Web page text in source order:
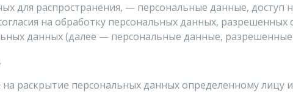
для распространения, — персональные данные, доступ
на обработку персональных данных,
данных (далее — персональные данные, разрешенные
раскрытие персональных данных определенному лицу